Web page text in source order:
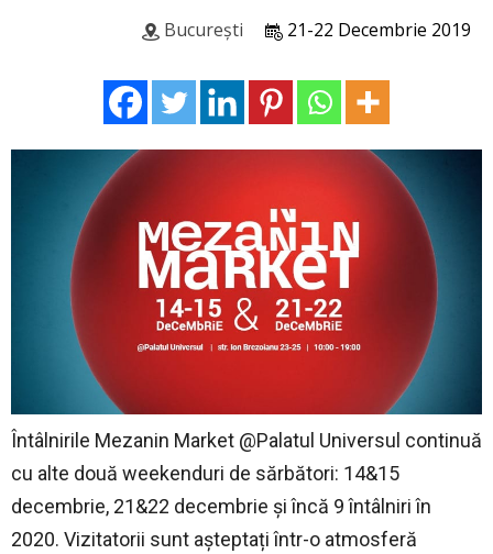
21-22 Decembrie 2019
București
Întâlnirile Mezanin Market @Palatul Universul continuă
cu alte două weekenduri de sărbători: 14&15
decembrie, 21&22 decembrie și încă 9 întâlniri în
2020. Vizitatorii sunt așteptați într-o atmosferă